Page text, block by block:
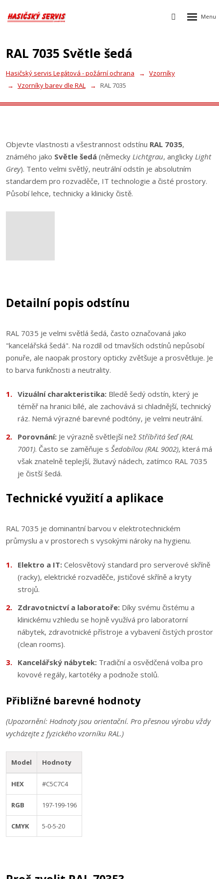
Vyhledávání
Rozbalení
RAL 7035 Světle šedá
Hasičský servis Legátová - požární ochrana
Vzorníky
Vzorníky barev dle RAL
RAL 7035
Objevte vlastnosti a všestrannost odstínu RAL 7035,
známého jako Světle šedá (německy Lichtgrau, anglicky Light
Grey). Tento velmi světlý, neutrální odstín je absolutním
standardem pro rozvaděče, IT technologie a čisté prostory.
Působí lehce, technicky a klinicky čistě.
Detailní popis odstínu
RAL 7035 je velmi světlá šedá, často označovaná jako
"kancelářská šedá". Na rozdíl od tmavších odstínů nepůsobí
ponuře, ale naopak prostory opticky zvětšuje a prosvětluje. Je
to barva funkčnosti a neutrality.
Vizuální charakteristika: Bledě šedý odstín, který je
téměř na hranici bílé, ale zachovává si chladnější, technický
ráz. Nemá výrazné barevné podtóny, je velmi neutrální.
Porovnání: Je výrazně světlejší než Stříbřitá šeď (RAL
7001). Často se zaměňuje s Šedobílou (RAL 9002), která má
však znatelně teplejší, žlutavý nádech, zatímco RAL 7035
je čistší šedá.
Technické využití a aplikace
RAL 7035 je dominantní barvou v elektrotechnickém
průmyslu a v prostorech s vysokými nároky na hygienu.
Elektro a IT: Celosvětový standard pro serverové skříně
(racky), elektrické rozvaděče, jističové skříně a kryty
strojů.
Zdravotnictví a laboratoře: Díky svému čistému a
klinickému vzhledu se hojně využívá pro laboratorní
nábytek, zdravotnické přístroje a vybavení čistých prostor
(clean rooms).
Kancelářský nábytek: Tradiční a osvědčená volba pro
kovové regály, kartotéky a podnože stolů.
Přibližné barevné hodnoty
(Upozornění: Hodnoty jsou orientační. Pro přesnou výrobu vždy
vycházejte z fyzického vzorníku RAL.)
Model Hodnoty
HEX #C5C7C4
RGB 197-199-196
CMYK 5-0-5-20